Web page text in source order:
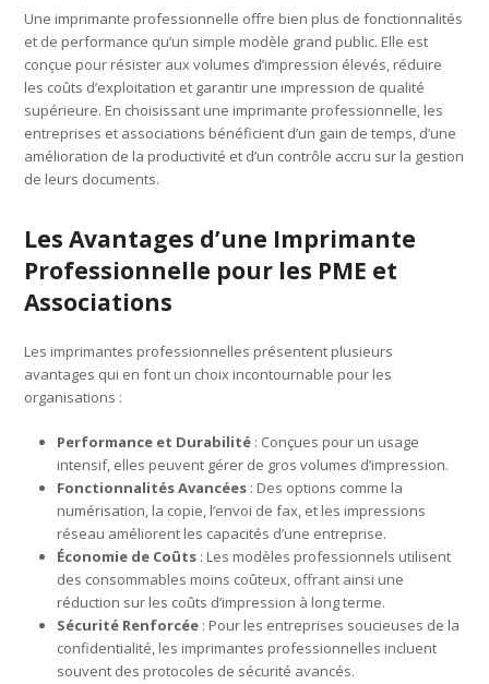
Une imprimante professionnelle offre bien plus de fonctionnalités
et de performance qu’un simple modèle grand public. Elle est
conçue pour résister aux volumes d’impression élevés, réduire
les coûts d’exploitation et garantir une impression de qualité
supérieure. En choisissant une imprimante professionnelle, les
entreprises et associations bénéficient d’un gain de temps, d’une
amélioration de la productivité et d’un contrôle accru sur la gestion
de leurs documents.
Les Avantages d’une Imprimante
Professionnelle pour les PME et
Associations
Les imprimantes professionnelles présentent plusieurs
avantages qui en font un choix incontournable pour les
organisations :
Performance et Durabilité : Conçues pour un usage
intensif, elles peuvent gérer de gros volumes d’impression.
Fonctionnalités Avancées : Des options comme la
numérisation, la copie, l’envoi de fax, et les impressions
réseau améliorent les capacités d’une entreprise.
Économie de Coûts : Les modèles professionnels utilisent
des consommables moins coûteux, offrant ainsi une
réduction sur les coûts d’impression à long terme.
Sécurité Renforcée : Pour les entreprises soucieuses de la
confidentialité, les imprimantes professionnelles incluent
souvent des protocoles de sécurité avancés.